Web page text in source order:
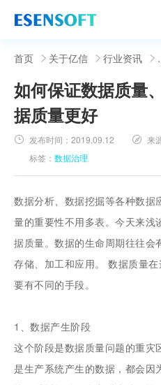
首页
睿治
解决方案
伙伴
社区
关于亿信
400-0011-866
首页 关于亿信 行业资讯
如何保证数据质量
据质量更好
发布时间：2019.09.12 来
标签：数据治理
数据分析、数据挖掘等各种数
量的重要性不用多表。今天来浅
据质量。数据的生命周期往往会
存储、加工和应用。 数据质量
要有不同的手段。
1、数据产生阶段
这个阶段是数据质量问题的重
是生产系统产生的数据，都会因